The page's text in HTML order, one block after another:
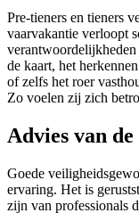
Pre-tieners en tieners
vaarvakantie verloopt
de kaart, het
of zelfs het roer
Zo voelen zij zich
Advies van
Goede
ervaring. Het is
zijn van professionals